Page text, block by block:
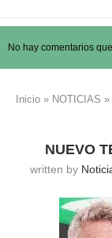
No hay comentarios
Inicio » NOTICIAS »
NUEVO
written by